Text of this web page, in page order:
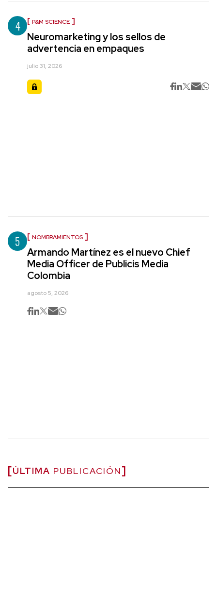
4 P&M SCIENCE
Neuromarketing y los sellos de
advertencia en empaques
julio 31, 2026
5 NOMBRAMIENTOS
Armando Martínez es el nuevo Chief
Media Officer de Publicis Media
Colombia
agosto 5, 2026
ÚLTIMA PUBLICACIÓN